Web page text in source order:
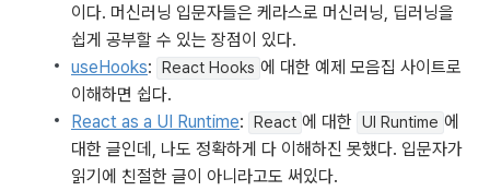
이다. 머신러닝 입문자들은 케라스로 머신러닝, 딥러닝을
쉽게 공부할 수 있는 장점이 있다.
useHooks: React Hooks 에 대한 예제 모음집 사이트로
이해하면 쉽다.
React as a UI Runtime: React 에 대한 UI Runtime 에
대한 글인데, 나도 정확하게 다 이해하진 못했다. 입문자가
읽기에 친절한 글이 아니라고도 써있다.